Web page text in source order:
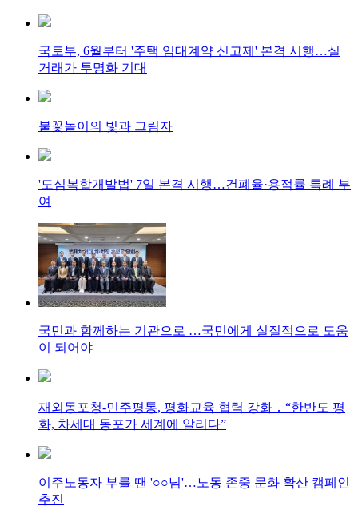
국토부, 6월부터 '주택 임대계약 신고제' 본격 시행…실
거래가 투명화 기대
불꽃놀이의 빛과 그림자
'도심복합개발법' 7일 본격 시행…건폐율·용적률 특례 부
여
국민과 함께하는 기관으로 …국민에게 실질적으로 도움
이 되어야
재외동포청-민주평통, 평화교육 협력 강화 ․ “한반도 평
화, 차세대 동포가 세계에 알리다”
이주노동자 부를 땐 '○○님'…노동 존중 문화 확산 캠페인
추진